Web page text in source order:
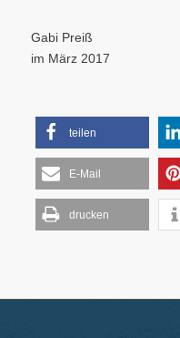
Gabi Preiß
im März 2017
teilen
E-Mail
drucken